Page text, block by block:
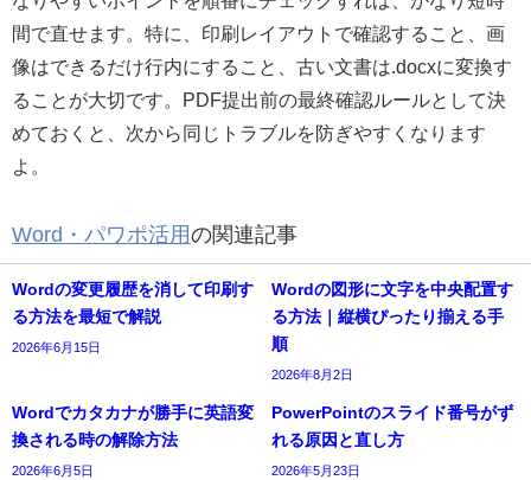
間で直せます。特に、印刷レイアウトで確認すること、画
像はできるだけ行内にすること、古い文書は.docxに変換す
ることが大切です。PDF提出前の最終確認ルールとして決
めておくと、次から同じトラブルを防ぎやすくなります
よ。
Word・パワポ活用の関連記事
Wordの変更履歴を消して印刷す
る方法を最短で解説
2026年6月15日
Wordの図形に文字を中央配置す
る方法｜縦横ぴったり揃える手
順
2026年8月2日
Wordでカタカナが勝手に英語変
換される時の解除方法
2026年6月5日
PowerPointのスライド番号がず
れる原因と直し方
2026年5月23日